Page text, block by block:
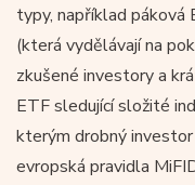
typy, například páková
(která vydělávají na
zkušené investory a
ETF sledující složité
kterým drobný
evropská pravidla